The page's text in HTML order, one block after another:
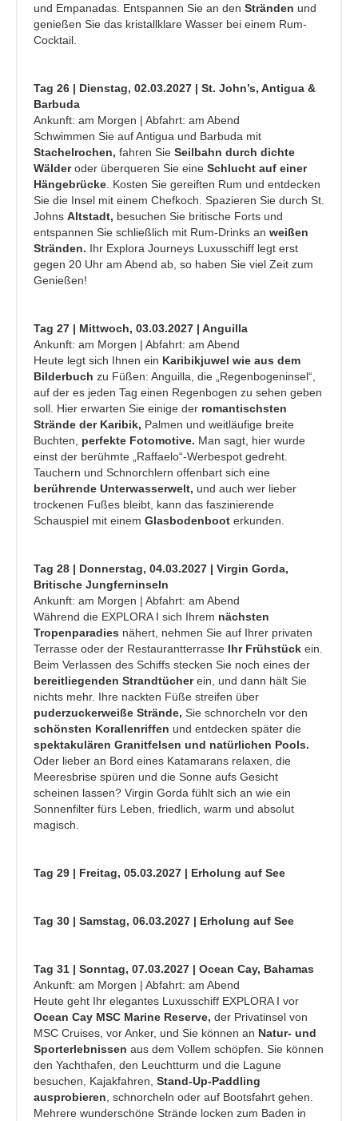
und Empanadas. Entspannen Sie an den Stränden und
genießen Sie das kristallklare Wasser bei einem Rum-
Cocktail.
Tag 26 | Dienstag, 02.03.2027 | St. John’s, Antigua &
Barbuda
Ankunft: am Morgen | Abfahrt: am Abend
Schwimmen Sie auf Antigua und Barbuda mit
Stachelrochen, fahren Sie Seilbahn durch dichte
Wälderoder überqueren Sie eine Schlucht auf einer
Hängebrücke . Kosten Sie gereiften Rum und entdecken
Sie die Insel mit einem Chefkoch. Spazieren Sie durch St.
Johns Altstadt, besuchen Sie britische Forts und
entspannen Sie schließlich mit Rum-Drinks an weißen
Stränden. Ihr Explora Journeys Luxusschiff legt erst
gegen 20 Uhr am Abend ab, so haben Sie viel Zeit zum
Genießen!
Tag 27 | Mittwoch, 03.03.2027 | Anguilla
Ankunft: am Morgen | Abfahrt: am Abend
Heute legt sich Ihnen ein Karibikjuwel wie aus dem
Bilderbuch zu Füßen: Anguilla, die „Regenbogeninsel“,
auf der es jeden Tag einen Regenbogen zu sehen geben
soll. Hier erwarten Sie einige der romantischsten
Strände der Karibik, Palmen und weitläufige breite
Buchten, perfekte Fotomotive. Man sagt, hier wurde
einst der berühmte „Raffaelo“-Werbespot gedreht.
Tauchern und Schnorchlern offenbart sich eine
berührende Unterwasserwelt, und auch wer lieber
trockenen Fußes bleibt, kann das faszinierende
Schauspiel mit einem Glasbodenboot erkunden.
Tag 28 | Donnerstag, 04.03.2027 | Virgin Gorda,
Britische Jungferninseln
Ankunft: am Morgen | Abfahrt: am Abend
Während die EXPLORA I sich Ihrem nächsten
Tropenparadies nähert, nehmen Sie auf Ihrer privaten
Terrasse oder der Restaurantterrasse Ihr Frühstück ein.
Beim Verlassen des Schiffs stecken Sie noch eines der
bereitliegenden Strandtücherein, und dann hält Sie
nichts mehr. Ihre nackten Füße streifen über
puderzuckerweiße Strände, Sie schnorcheln vor den
schönsten Korallenriffen und entdecken später die
spektakulären Granitfelsen und natürlichen Pools.
Oder lieber an Bord eines Katamarans relaxen, die
Meeresbrise spüren und die Sonne aufs Gesicht
scheinen lassen? Virgin Gorda fühlt sich an wie ein
Sonnenfilter fürs Leben, friedlich, warm und absolut
magisch.
Tag 29 | Freitag, 05.03.2027 | Erholung auf See
Tag 30 | Samstag, 06.03.2027 | Erholung auf See
Tag 31 | Sonntag, 07.03.2027 | Ocean Cay, Bahamas
Ankunft: am Morgen | Abfahrt: am Abend
Heute geht Ihr elegantes Luxusschiff EXPLORA I vor
Ocean Cay MSC Marine Reserve, der Privatinsel von
MSC Cruises, vor Anker, und Sie können an Natur- und
Sporterlebnissen aus dem Vollem schöpfen. Sie können
den Yachthafen, den Leuchtturm und die Lagune
besuchen, Kajakfahren, Stand-Up-Paddling
ausprobieren , schnorcheln oder auf Bootsfahrt gehen.
Mehrere wunderschöne Strände locken zum Baden in